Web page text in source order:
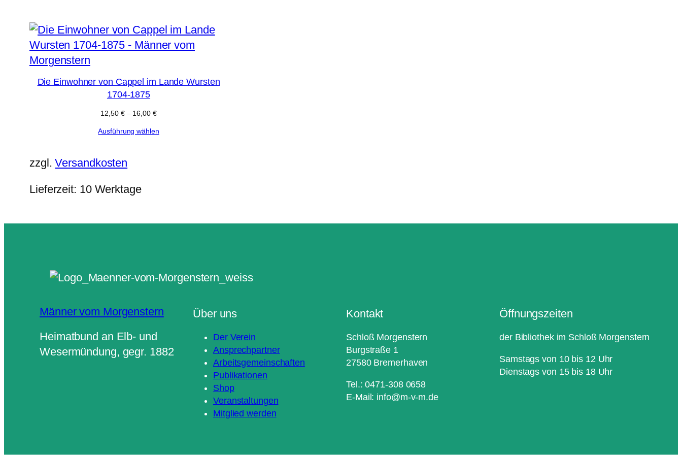
Die Einwohner von Cappel im Lande Wursten
1704-1875
12,50 €– 16,00 €
Ausführung wählen
zzgl.Versandkosten
Lieferzeit: 10 Werktage
Männer vom Morgenstern
Heimatbund an Elb- und
Wesermündung, gegr. 1882
Über uns
Der Verein
Ansprechpartner
Arbeitsgemeinschaften
Publikationen
Shop
Veranstaltungen
Mitglied werden
Kontakt
Schloß Morgenstern
Burgstraße 1
27580 Bremerhaven
Tel.: 0471-308 0658
E-Mail: info@m-v-m.de
Öffnungszeiten
der Bibliothek im Schloß Morgenstern
Samstags von 10 bis 12 Uhr
Dienstags von 15 bis 18 Uhr